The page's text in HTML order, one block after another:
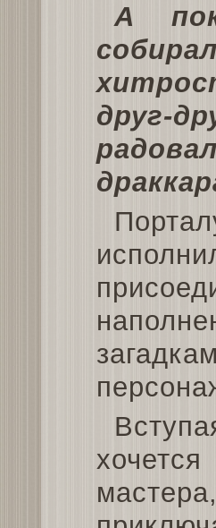
А
друг-